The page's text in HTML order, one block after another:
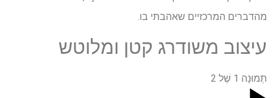
מהדברים המרכזיים שאהבתי בו.
עיצוב משודרג קטן ומלוטש
תְמוּנָה 1 שֶׁל 2